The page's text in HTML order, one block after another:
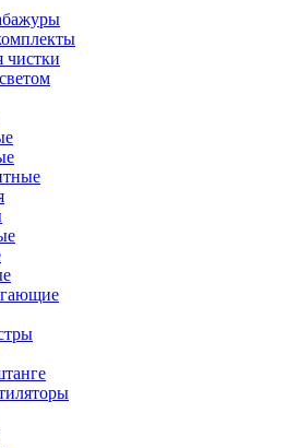
чистки